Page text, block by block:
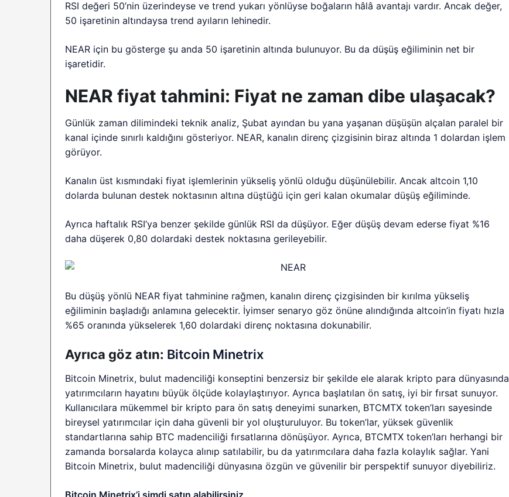
RSI değeri 50’nin üzerindeyse ve trend yukarı yönlüyse boğaların hâlâ avantajı vardır. Ancak değer,
50 işaretinin altındaysa trend ayıların lehinedir.
NEAR için bu gösterge şu anda 50 işaretinin altında bulunuyor. Bu da düşüş eğiliminin net bir
işaretidir.
NEAR fiyat tahmini: Fiyat ne zaman dibe ulaşacak?
Günlük zaman dilimindeki teknik analiz, Şubat ayından bu yana yaşanan düşüşün alçalan paralel bir
kanal içinde sınırlı kaldığını gösteriyor. NEAR, kanalın direnç çizgisinin biraz altında 1 dolardan işlem
görüyor.
Kanalın üst kısmındaki fiyat işlemlerinin yükseliş yönlü olduğu düşünülebilir. Ancak altcoin 1,10
dolarda bulunan destek noktasının altına düştüğü için geri kalan okumalar düşüş eğiliminde.
Ayrıca haftalık RSI’ya benzer şekilde günlük RSI da düşüyor. Eğer düşüş devam ederse fiyat %16
daha düşerek 0,80 dolardaki destek noktasına gerileyebilir.
Bu düşüş yönlü NEAR fiyat tahminine rağmen, kanalın direnç çizgisinden bir kırılma yükseliş
eğiliminin başladığı anlamına gelecektir. İyimser senaryo göz önüne alındığında altcoin’in fiyatı hızla
%65 oranında yükselerek 1,60 dolardaki direnç noktasına dokunabilir.
Ayrıca göz atın: Bitcoin Minetrix
Bitcoin Minetrix, bulut madenciliği konseptini benzersiz bir şekilde ele alarak kripto para dünyasında
yatırımcıların hayatını büyük ölçüde kolaylaştırıyor. Ayrıca başlatılan ön satış, iyi bir fırsat sunuyor.
Kullanıcılara mükemmel bir kripto para ön satış deneyimi sunarken, BTCMTX token’ları sayesinde
bireysel yatırımcılar için daha güvenli bir yol oluşturuluyor. Bu token’lar, yüksek güvenlik
standartlarına sahip BTC madenciliği fırsatlarına dönüşüyor. Ayrıca, BTCMTX token’ları herhangi bir
zamanda borsalarda kolayca alınıp satılabilir, bu da yatırımcılara daha fazla kolaylık sağlar. Yani
Bitcoin Minetrix, bulut madenciliği dünyasına özgün ve güvenilir bir perspektif sunuyor diyebiliriz.
Bitcoin Minetrix’i şimdi satın alabilirsiniz